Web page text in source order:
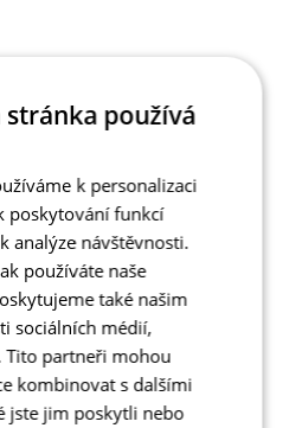
na velké e-
s externími agenturami
e-shopy pro přední
trhu. Naplno
jaké problémy tito klienti
systému a integrací.
stránka používá
k personalizaci
poskytování funkcí
analýze návštěvnosti.
používáte naše
také našim
sociálních médií,
Tito partneři mohou
kombinovat s dalšími
jste jim poskytli nebo